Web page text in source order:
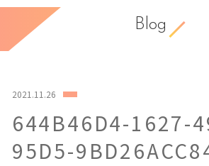
Blog
2021.11.26
644B46D4-1627-
95D5-